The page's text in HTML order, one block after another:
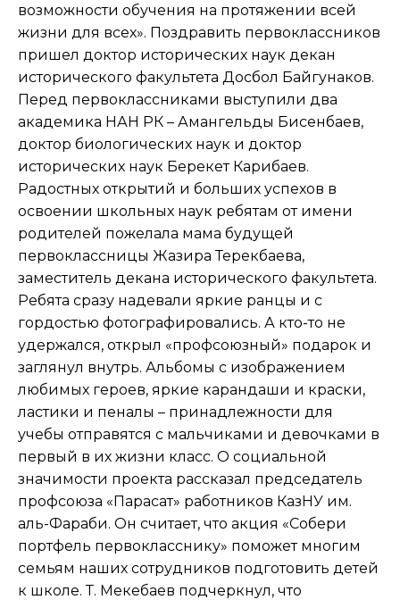
возможности обучения на протяжении всей
жизни для всех». Поздравить первоклассников
пришел доктор исторических наук декан
исторического факультета Досбол Байгунаков.
Перед первоклассниками выступили два
академика НАН РК – Амангельды Бисенбаев,
доктор биологических наук и доктор
исторических наук Берекет Карибаев.
Радостных открытий и больших успехов в
освоении школьных наук ребятам от имени
родителей пожелала мама будущей
первоклассницы Жазира Терекбаева,
заместитель декана исторического факультета.
Ребята сразу надевали яркие ранцы и с
гордостью фотографировались. А кто-то не
удержался, открыл «профсоюзный» подарок и
заглянул внутрь. Альбомы с изображением
любимых героев, яркие карандаши и краски,
ластики и пеналы – принадлежности для
учебы отправятся с мальчиками и девочками в
первый в их жизни класс. О социальной
значимости проекта рассказал председатель
профсоюза «Парасат» работников КазНУ им.
аль-Фараби. Он считает, что акция «Собери
портфель первокласснику» поможет многим
семьям наших сотрудников подготовить детей
к школе. Т. Мекебаев подчеркнул, что